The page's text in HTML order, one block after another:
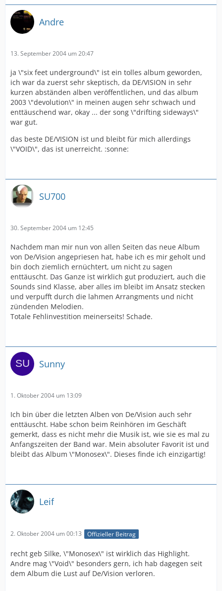
Andre
13. September 2004 um 20:47
ja \"six feet underground\" ist ein tolles album geworden,
ich war da zuerst sehr skeptisch, da DE/VISION in sehr
kurzen abständen alben veröffentlichen, und das album
2003 \"devolution\" in meinen augen sehr schwach und
enttäuschend war, okay ... der song \"drifting sideways\"
war gut.
das beste DE/VISION ist und bleibt für mich allerdings
\"VOID\", das ist unerreicht. :sonne:
SU700
30. September 2004 um 12:45
Nachdem man mir nun von allen Seiten das neue Album
von De/Vision angepriesen hat, habe ich es mir geholt und
bin doch ziemlich ernüchtert, um nicht zu sagen
enttäuscht. Das Ganze ist wirklich gut produziert, auch die
Sounds sind Klasse, aber alles im bleibt im Ansatz stecken
und verpufft durch die lahmen Arrangments und nicht
zündenden Melodien.
Totale Fehlinvestition meinerseits! Schade.
Sunny
1. Oktober 2004 um 13:09
Ich bin über die letzten Alben von De/Vision auch sehr
enttäuscht. Habe schon beim Reinhören im Geschäft
gemerkt, dass es nicht mehr die Musik ist, wie sie es mal zu
Anfangszeiten der Band war. Mein absoluter Favorit ist und
bleibt das Album \"Monosex\". Dieses finde ich einzigartig!
Leif
2. Oktober 2004 um 00:13 Offizieller Beitrag
recht geb Silke, \"Monosex\" ist wirklich das Highlight.
Andre mag \"Void\" besonders gern, ich hab dagegen seit
dem Album die Lust auf De/Vision verloren.